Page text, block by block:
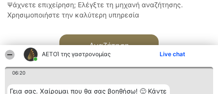
ΑΕΤΟΊ της γαστρονομίας Live chat
06:20
Γεια σας. Χαίρομαι που θα σας βοηθήσω! 🙂 Κάντε
Ψάχνετε επιχείρηση; Ελέγξτε τη μηχανή αναζήτησης.
Χρησιμοποιήστε την καλύτερη υπηρεσία
Αναζήτηση